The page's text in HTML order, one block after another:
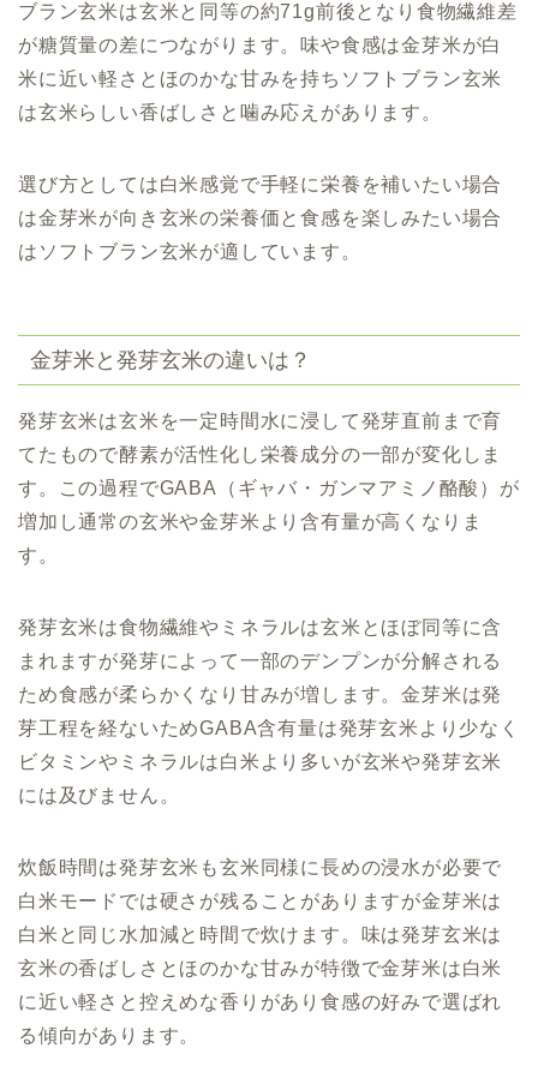
ブラン玄米は玄米と同等の約71g前後となり食物繊維差
が糖質量の差につながります。味や食感は金芽米が白
米に近い軽さとほのかな甘みを持ちソフトブラン玄米
は玄米らしい香ばしさと噛み応えがあります。
選び方としては白米感覚で手軽に栄養を補いたい場合
は金芽米が向き玄米の栄養価と食感を楽しみたい場合
はソフトブラン玄米が適しています。
金芽米と発芽玄米の違いは？
発芽玄米は玄米を一定時間水に浸して発芽直前まで育
てたもので酵素が活性化し栄養成分の一部が変化しま
す。この過程でGABA（ギャバ・ガンマアミノ酪酸）が
増加し通常の玄米や金芽米より含有量が高くなりま
す。
発芽玄米は食物繊維やミネラルは玄米とほぼ同等に含
まれますが発芽によって一部のデンプンが分解される
ため食感が柔らかくなり甘みが増します。金芽米は発
芽工程を経ないためGABA含有量は発芽玄米より少なく
ビタミンやミネラルは白米より多いが玄米や発芽玄米
には及びません。
炊飯時間は発芽玄米も玄米同様に長めの浸水が必要で
白米モードでは硬さが残ることがありますが金芽米は
白米と同じ水加減と時間で炊けます。味は発芽玄米は
玄米の香ばしさとほのかな甘みが特徴で金芽米は白米
に近い軽さと控えめな香りがあり食感の好みで選ばれ
る傾向があります。